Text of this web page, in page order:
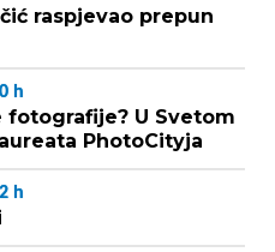
raspjevao prepun
h
U Svetom
PhotoCityja
h